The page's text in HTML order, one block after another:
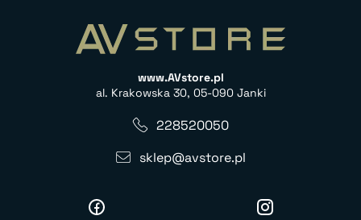
www.AVstore.pl
al. Krakowska 30, 05-090 Janki
228520050
sklep@avstore.pl